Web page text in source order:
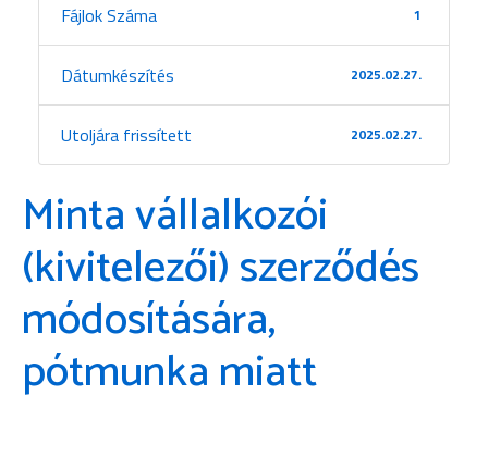
Fájlok Száma 1
Dátumkészítés 2025.02.27.
Utoljára frissített 2025.02.27.
Minta vállalkozói
(kivitelezői) szerződés
módosítására,
pótmunka miatt